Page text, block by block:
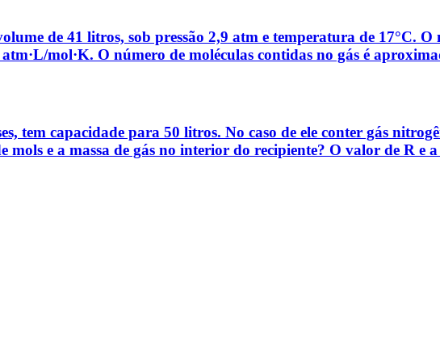
de 41 litros, sob pressão 2,9 atm e temperatura de 17°C.
mol·K. O número de moléculas contidas no gás é
tem capacidade para 50 litros. No caso de ele conter gás
e a massa de gás no interior do recipiente? O valor de R e